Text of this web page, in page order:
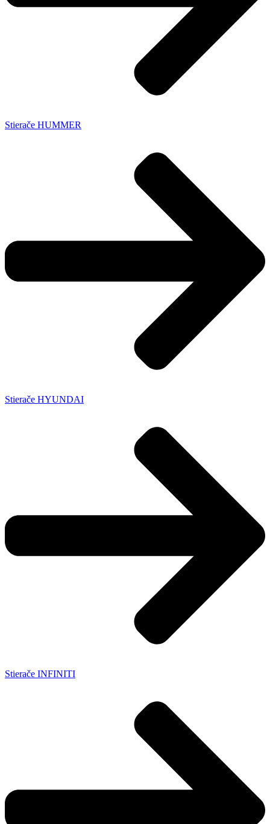
Stierače HUMMER
Stierače HYUNDAI
Stierače INFINITI